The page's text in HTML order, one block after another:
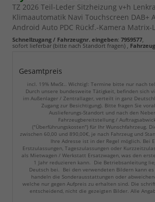
TZ 2026 Teil-Leder Sitzheizung v+h
Klimaautomatik Navi Touchscreen DAB+
Android Auto PDC Rückf.-Kamera Matrix-
Schnellzugang / Fahrzeugnr. eingeben: 7959577
sofort lieferbar (bitte nach Standort fragen)
Gesamtpreis
incl. 19% MwSt.. Wichtig!: Termine bitte nur nach
Durch unsere bundesweite Tätigkeit, befinden sich
im Außenlager / Zentrallager, verteilt in ganz
Zugang zur Besichtigung). Bitte fragen Sie
Auslieferungs-Standort und nach den
Fahrzeugbereitstellung /
("Überführungskosten") für Ihr Wunschfahrzeug.
zwischen 60,00 und 890,00€, je nach Fahrzeug und
Ihre Adresse ist in der Regel möglich. Bei
Erstzulassungen, Tageszulassungen oder
als Mietwagen / Werkstatt Ersatzwagen, was den
1 Jahr reduzieren kann. Die Betriebsanleitung
Deutsch bei. Bei den verwendeten Bildern kann
handeln die Sonderausstattungen oder
welche nur gegen Aufpreis zu erhalten sind. Die
entscheidend, nicht die gezeigten Bilder. Alle